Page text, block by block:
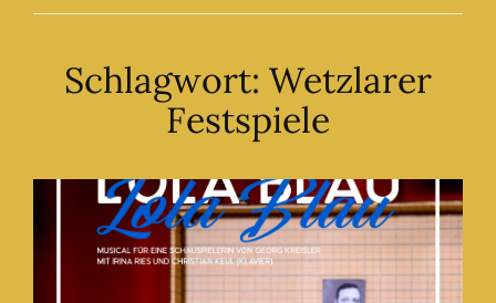
Schlagwort: Wetzlarer
Festspiele